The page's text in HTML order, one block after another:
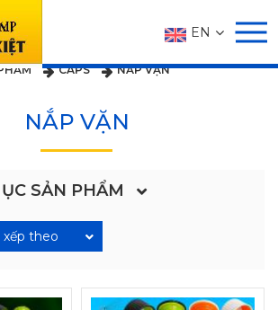
EN
CAPS NẮP VẶN
NẮP VẶN
SẢN PHẨM
xếp theo